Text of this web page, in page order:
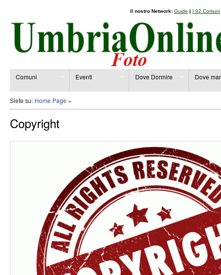
Il nostro Network: Guide | I 92 Comuni
Comuni Eventi Dove Dormire Dove
Siete su: Home Page »
Copyright